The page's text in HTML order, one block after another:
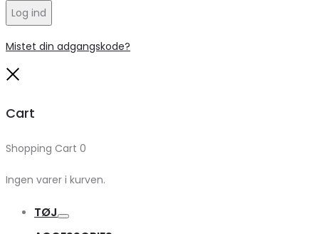
Log ind
Mistet din adgangskode?
Cart
Shopping Cart 0
Ingen varer i kurven.
TØJ